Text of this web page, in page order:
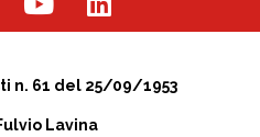
n. 61 del 25/09/1953
Lavina